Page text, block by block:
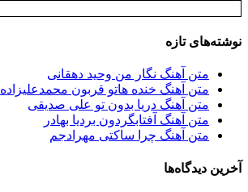
نوشته‌های تازه
متن آهنگ نگار من وحید دهقانی
متن آهنگ خنده هاتو قربون محمدعلیزاده
متن آهنگ دریا بدون تو علی صدیقی
متن آهنگ آفتابگردون بردیا بهادر
متن آهنگ چرا ساکتی مهرادجم
آخرین دیدگاه‌ها